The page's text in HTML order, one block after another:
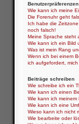
Wie kann ich meine
Die Forenuhr geht
Ich habe die
noch falsch!
Meine Sprache steht
Wie kann ich ein Bild
Was ist mein Rang
Wenn ich bei einem
ich aufgefordert, mich
Beiträge schreiben
Wie schreibe ich ein
Wie kann ich einen
Wie kann ich
Wie kann ich eine
Wieso kann ich nicht
Wie bearbeite oder